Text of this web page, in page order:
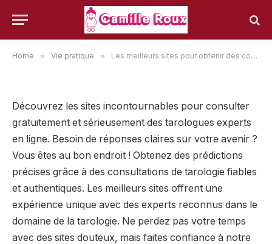
Home » Vie pratique » Les meilleurs sites pour obtenir des consultations de tarologie gratuite et sérieuse
et sérieuse
Découvrez les sites incontournables pour consulter
gratuitement et sérieusement des tarologues experts
en ligne. Besoin de réponses claires sur votre avenir ?
Vous êtes au bon endroit ! Obtenez des prédictions
précises grâce à des consultations de tarologie fiables
et authentiques. Les meilleurs sites offrent une
expérience unique avec des experts reconnus dans le
domaine de la tarologie. Ne perdez pas votre temps
avec des sites douteux, mais faites confiance à notre